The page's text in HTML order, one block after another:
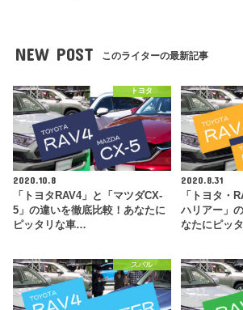
NEW POST このライターの最新記事
トヨタ
2020.10.8
「トヨタRAV4」と「マツダCX-
5」の違いを徹底比較！あなたに
ピッタリな車…
2020.8.31
「トヨタ・
ハリアー」
なたにピッ
スバル